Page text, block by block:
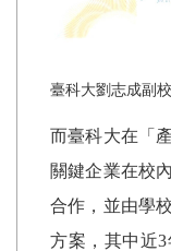
臺科大劉志成副
而臺科大在「
關鍵企業在校
合作，並由學
方案，其中近3